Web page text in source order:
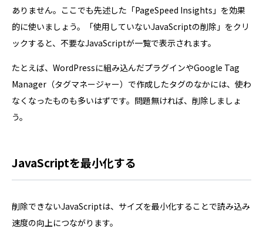
ありません。ここでも先述した「PageSpeed Insights」を効果
的に使いましょう。「使用していないJavaScriptの削除」をクリ
ックすると、不要なJavaScriptが一覧で表示されます。
たとえば、WordPressに組み込んだプラグインやGoogle Tag
Manager（タグマネージャー）で作成したタグのなかには、使わ
なくなったものも多いはずです。問題無ければ、削除しましょ
う。
JavaScriptを最小化する
削除できないJavaScriptは、サイズを最小化することで読み込み
速度の向上につながります。